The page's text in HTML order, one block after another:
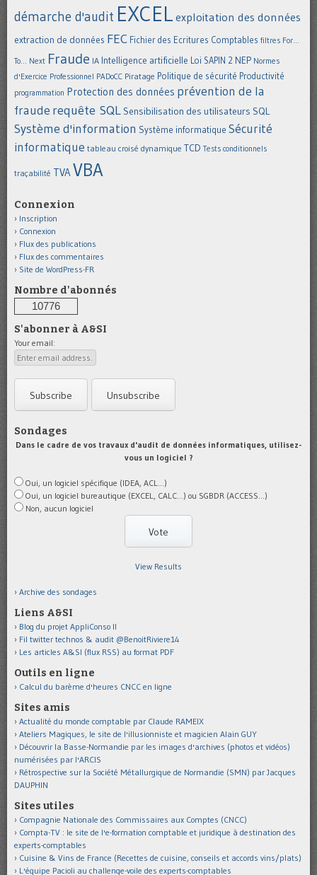
démarche d'audit EXCEL exploitation des données
extraction de données FEC Fichier des Ecritures Comptables filtres For...
To... Next Fraude IA Intelligence artificielle Loi SAPIN 2 NEP Normes
d'Exercice Professionnel PADoCC Piratage Politique de sécurité Productivité
programmation Protection des données prévention de la
fraude requête SQL Sensibilisation des utilisateurs SQL
Système d'information Système informatique Sécurité
informatique tableau croisé dynamique TCD Tests conditionnels
traçabilité TVAVBA
Connexion
Inscription
Connexion
Flux des publications
Flux des commentaires
Site de WordPress-FR
Nombre d'abonnés
10776
S'abonner à A&SI
Your email:
Sondages
Dans le cadre de vos travaux d'audit de données informatiques, utilisez-
vous un logiciel ?
Oui, un logiciel spécifique (IDEA, ACL...)
Oui, un logiciel bureautique (EXCEL, CALC...) ou SGBDR (ACCESS...)
Non, aucun logiciel
View Results
Archive des sondages
Liens A&SI
Blog du projet AppliConso II
Fil twitter technos & audit @BenoitRiviere14
Les articles A&SI (flux RSS) au format PDF
Outils en ligne
Calcul du barème d'heures CNCC en ligne
Sites amis
Actualité du monde comptable par Claude RAMEIX
Ateliers Magiques, le site de l'illusionniste et magicien Alain GUY
Découvrir la Basse-Normandie par les images d'archives (photos et vidéos)
numérisées par l'ARCIS
Rétrospective sur la Société Métallurgique de Normandie (SMN) par Jacques
DAUPHIN
Sites utiles
Compagnie Nationale des Commissaires aux Comptes (CNCC)
Compta-TV : le site de l'e-formation comptable et juridique à destination des
experts-comptables
Cuisine & Vins de France (Recettes de cuisine, conseils et accords vins/plats)
L'équipe Pacioli au challenge-voile des experts-comptables